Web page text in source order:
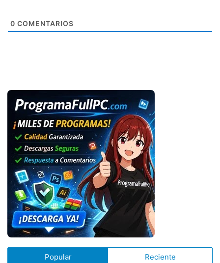
0 COMENTARIOS
Popular Reciente